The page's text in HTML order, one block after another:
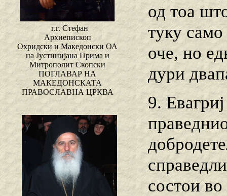
г.г. Стефан
Архиепископ
Охридски и Македонски ОА
на Јустинијана Прима и
Митрополит Скопски
ПОГЛАВАР НА
МАКЕДОНСКАТА
ПРАВОСЛАВНА ЦРКВА
од тоа
туку само
оче, но
дури
9.
состои